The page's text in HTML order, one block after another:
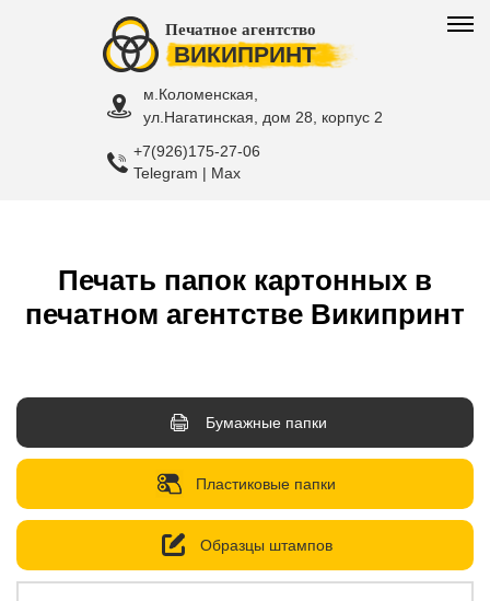
Печатное агентство
ВИКИПРИНТ
м.Коломенская,
ул.Нагатинская, дом 28, корпус 2
+7(926)175-27-06
Telegram | Max
Печать папок картонных в
печатном агентстве Википринт
Бумажные папки
Пластиковые папки
Образцы штампов